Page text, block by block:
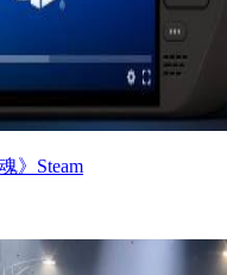
》Steam